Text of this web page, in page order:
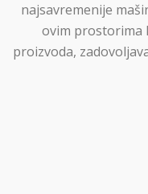
najsavremenije
ovim prostorima
proizvoda,